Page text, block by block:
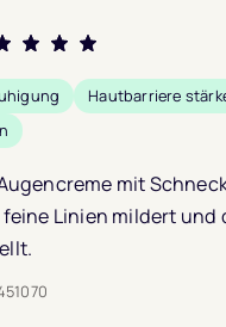
mit
5,
auf
Hautbarriere
mit
Linien mildert und